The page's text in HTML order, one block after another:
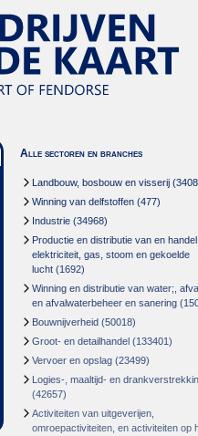
Alle sectoren en branches
Landbouw, bosbouw en visserij
Winning van delfstoffen (477)
Industrie (34968)
Productie en distributie van en
elektriciteit, gas, stoom en gekoelde
lucht (1692)
Winning en distributie van water;,
en afvalwaterbeheer en sanering
Bouwnijverheid (50018)
Groot- en detailhandel (133401)
Vervoer en opslag (23499)
Logies-, maaltijd- en
(42657)
Activiteiten van uitgeverijen,
omroepactiviteiten, en activiteiten op